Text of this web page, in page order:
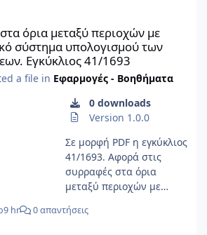
Εφαρμογές - Βοηθήματα Προβολή αρχείου
όρια μεταξύ περιοχών με
σύστημα υπολογισμού των
Εγκύκλιος 41/1693
a file in Εφαρμογές - Βοηθήματα
0 downloads
Version 1.0.0
Σε μορφή PDF η εγκύκλιος
41/1693. Αφορά στις
συρραφές στα όρια
μεταξύ περιοχών με
υπολογισμού των
9 hr 0 απαντήσεις